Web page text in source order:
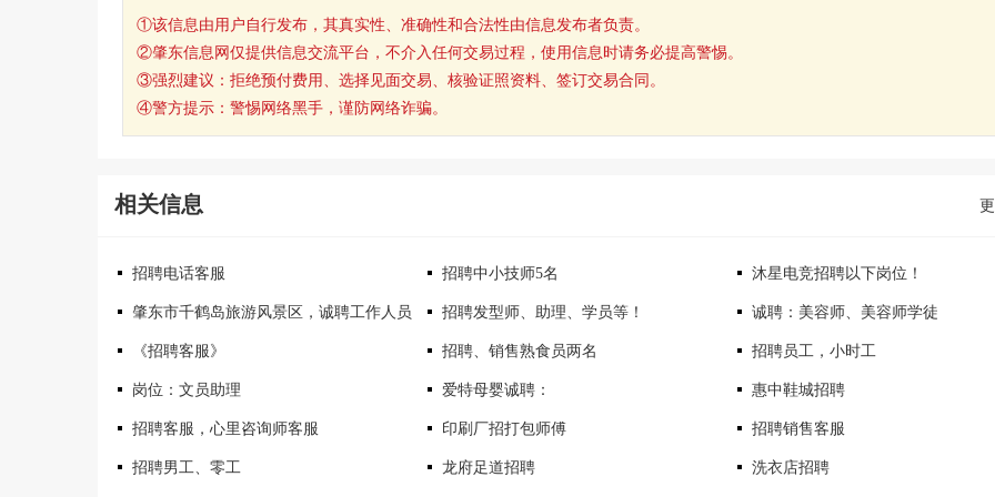
①该信息由用户自行发布，其真实性、准确性和合法性由信息发布者负责。
②肇东信息网仅提供信息交流平台，不介入任何交易过程，使用信息时请务必提高警惕。
③强烈建议：拒绝预付费用、选择见面交易、核验证照资料、签订交易合同。
④警方提示：警惕网络黑手，谨防网络诈骗。
相关信息
招聘电话客服 招聘中小技师5名 沐星电竞招聘以下岗位！
肇东市千鹤岛旅游风景区，诚聘工作人员 招聘发型师、助理、学员等！ 诚聘：美容师、美容师学徒
《招聘客服》 招聘、销售熟食员两名 招聘员工，小时工
岗位：文员助理 爱特母婴诚聘： 惠中鞋城招聘
招聘客服，心里咨询师客服 印刷厂招打包师傅 招聘销售客服
招聘男工、零工 龙府足道招聘 洗衣店招聘